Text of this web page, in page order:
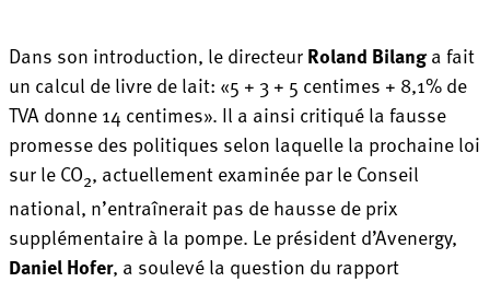
Dans son introduction, le directeurRoland Bilanga fait
un calcul de livre de lait: «5 + 3 + 5 centimes + 8,1% de
TVA donne 14 centimes». Il a ainsi critiqué la fausse
promesse des politiques selon laquelle la prochaine loi
sur le CO2, actuellement examinée par le Conseil
national, n’entraînerait pas de hausse de prix
supplémentaire à la pompe. Le président d’Avenergy,
Daniel Hofer, a soulevé la question du rapport